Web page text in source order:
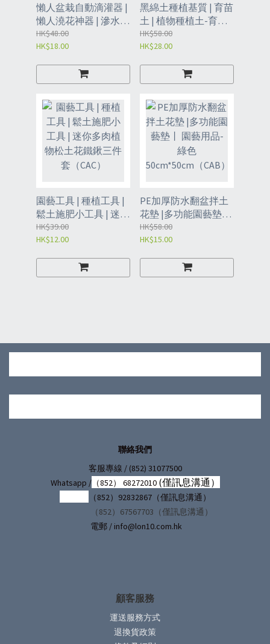
懶人盆栽自動滴灌器 |
懶人澆花神器 | 滲水器
| 植物滴灌-1套 混色
（CAF）
HK$48.00
HK$18.00
黑綿土種植基質 | 育苗
土 | 植物種植土-育苗
塊短款(12顆）
（CAE）
HK$58.00
HK$28.00
園藝工具 | 種植工具 |
鬆土施肥小工具 | 迷你
多肉植物松土花鐵鍬
三件套（CAC）
HK$39.00
HK$12.00
PE加厚防水翻盆拌土
花墊 |多功能園藝墊丨
園藝用品-綠色
50cm*50cm（CAB）
HK$58.00
HK$15.00
聯絡我們
客服專線 / (852) 31077500
Whatsapp /（852） 68272010 (僅訊息溝通）
（852）92832867（僅訊息溝通）
（852）67567703（僅訊息溝通）
電郵 / info@lon10.com.hk
顧客服務
運送服務方式
退換貨政策